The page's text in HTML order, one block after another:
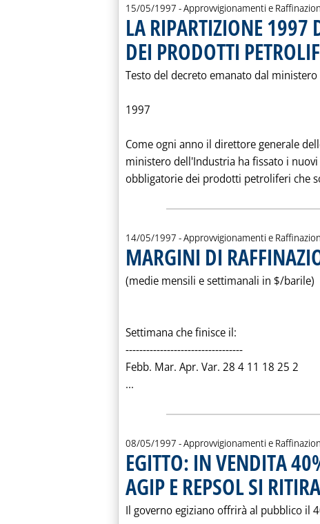
15/05/1997 - Approvvigionamenti e
LA RIPARTIZIONE 1997
DEI PRODOTTI
Testo del decreto emanato dal
1997
Come ogni anno il direttore generale
ministero dell'Industria ha fissato i
obbligatorie dei prodotti petroliferi che
14/05/1997 - Approvvigionamenti e
MARGINI DI
(medie mensili e settimanali in $/barile)
Settimana che finisce il:
----------------------------------
Febb. Mar. Apr. Var. 28 4 11 18 25 2
...
08/05/1997 - Approvvigionamenti e
EGITTO: IN VENDITA
AGIP E REPSOL SI
Il governo egiziano offrirà al pubblico il